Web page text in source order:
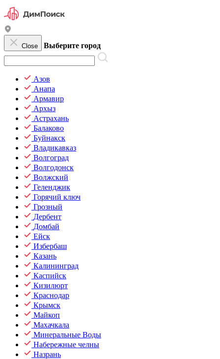
Close Выберите город
Азов
Анапа
Армавир
Архыз
Астрахань
Балаково
Буйнакск
Владикавказ
Волгоград
Волгодонск
Волжский
Геленджик
Горячий ключ
Грозный
Дербент
Домбай
Ейск
Избербаш
Казань
Калининград
Каспийск
Кизилюрт
Краснодар
Крымск
Майкоп
Махачкала
Минеральные Воды
Набережные челны
Назрань